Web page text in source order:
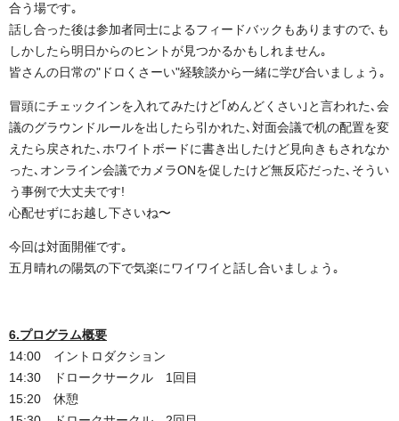
合う場です｡
話し合った後は参加者同士によるフィードバックもありますので､も
しかしたら明日からのヒントが見つかるかもしれません｡
皆さんの日常の"ドロくさーい"経験談から一緒に学び合いましょう｡
冒頭にチェックインを入れてみたけど｢めんどくさい｣と言われた､会
議のグラウンドルールを出したら引かれた､対面会議で机の配置を変
えたら戻された､ホワイトボードに書き出したけど見向きもされなか
った､オンライン会議でカメラONを促したけど無反応だった､そうい
う事例で大丈夫です!
心配せずにお越し下さいね〜
今回は対面開催です｡
五月晴れの陽気の下で気楽にワイワイと話し合いましょう｡
6.プログラム概要
14:00 イントロダクション
14:30 ドロークサークル 1回目
15:20 休憩